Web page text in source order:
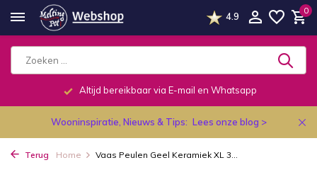
4.9
0
Altijd bereikbaar via E-mail en Whatsapp
Wooninspiratie, Nieuws & Tips: Lees onze blog >
Terug Home Vaas Peulen Geel Keramiek XL 3...